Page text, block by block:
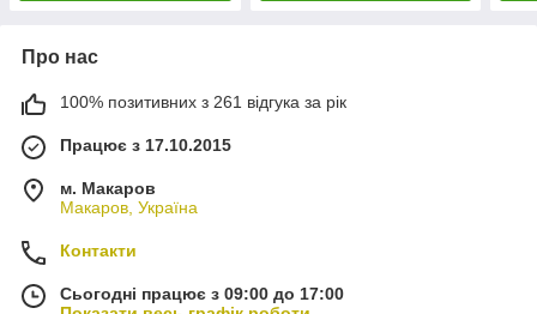
Про нас
100% позитивних з 261 відгука за рік
Працює з 17.10.2015
м. Макаров
Макаров, Україна
Контакти
Сьогодні працює з 09:00 до 17:00